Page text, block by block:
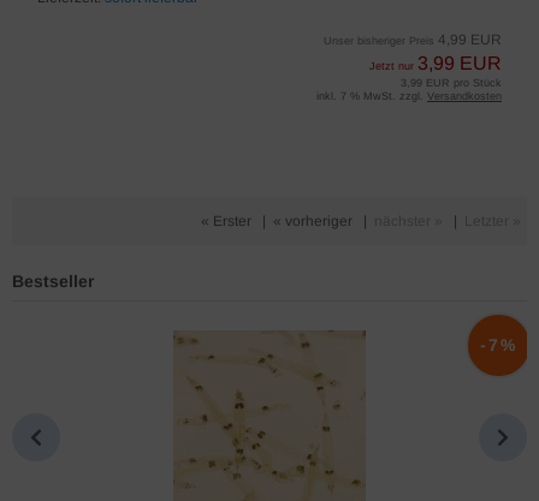
Unser bisheriger Preis 4,99 EUR
Jetzt nur 3,99 EUR
3,99 EUR pro Stück
inkl. 7 % MwSt. zzgl. Versandkosten
« Erster « vorheriger
Bestseller
-7%